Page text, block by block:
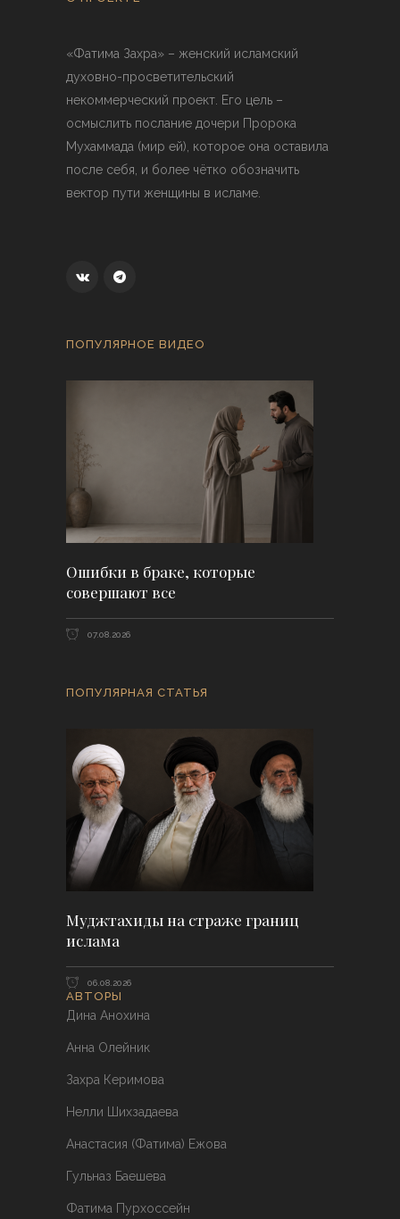
«Фатима Захра» – женский исламский
духовно-просветительский
некоммерческий проект. Его цель –
осмыслить послание дочери Пророка
Мухаммада (мир ей), которое она оставила
после себя, и более чётко обозначить
вектор пути женщины в исламе.
ПОПУЛЯРНОЕ ВИДЕО
Ошибки в браке, которые
совершают все
07.08.2026
ПОПУЛЯРНАЯ СТАТЬЯ
Муджтахиды на страже границ
ислама
06.08.2026
АВТОРЫ
Дина Анохина
Анна Олейник
Захра Керимова
Нелли Шихзадаева
Анастасия (Фатима) Ежова
Гульназ Баешева
Фатима Пурхоссейн